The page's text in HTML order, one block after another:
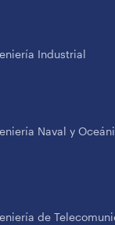
Industrial
Naval y
de